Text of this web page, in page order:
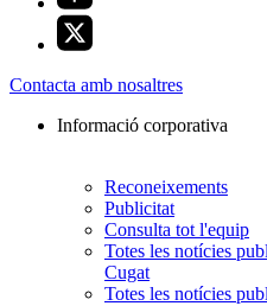
Contacta amb nosaltres
Informació corporativa
Reconeixements
Publicitat
Consulta tot l'equip
Totes les notícies
Cugat
Totes les notícies